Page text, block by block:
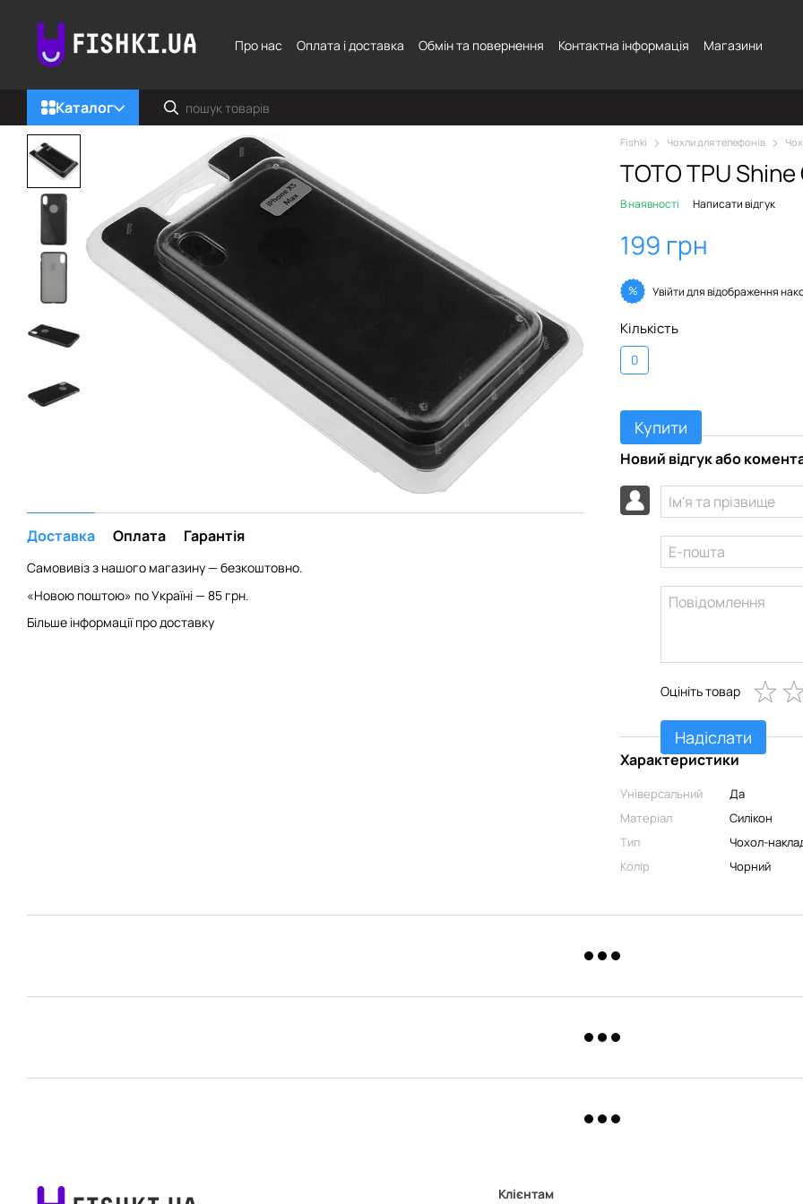
Про нас
Оплата і доставка Обмін та повернення Контактна інформація Магазини
Каталог
Доставка Оплата Гарантія
Самовивіз з нашого магазину — безкоштовно.
«Новою поштою» по Україні — 85 грн.
Більше інформації про доставку
Fishki Чохли для телефонів
TOTO TPU
В наявності Написати відгук
199 грн
% Увійтидля відображення
Кількість
0
Купити
Новий відгук або
Оцініть товар
Надіслати
Характеристики
Універсальний
Да
Матеріал
Силікон
Тип
Чохол-
Колір
Чорний
Клієнтам